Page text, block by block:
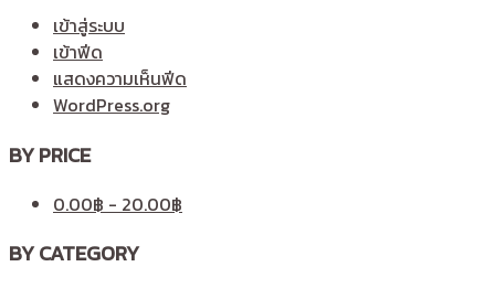
เข้าสู่ระบบ
เข้าฟีด
แสดงความเห็นฟีด
WordPress.org
BY PRICE
0.00฿ - 20.00฿
BY CATEGORY